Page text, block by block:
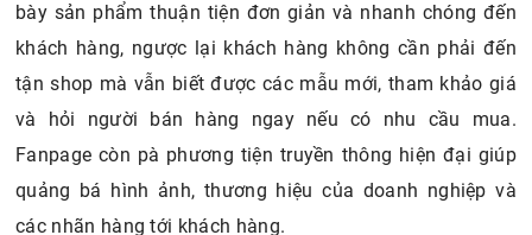
bày sản phẩm thuận tiện đơn giản và nhanh chóng đến
khách hàng, ngược lại khách hàng không cần phải đến
tận shop mà vẫn biết được các mẫu mới, tham khảo giá
và hỏi người bán hàng ngay nếu có nhu cầu mua.
Fanpage còn pà phương tiện truyền thông hiện đại giúp
quảng bá hình ảnh, thương hiệu của doanh nghiệp và
các nhãn hàng tới khách hàng.